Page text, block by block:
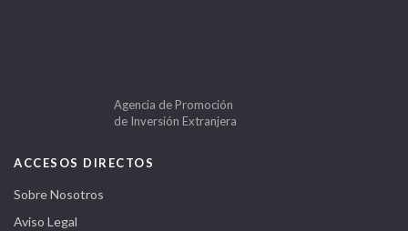
Agencia de Promoción
de Inversión Extranjera
ACCESOS DIRECTOS
Sobre Nosotros
Aviso Legal